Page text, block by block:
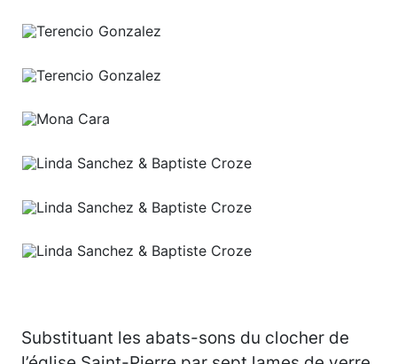
Substituant les abats-sons du clocher de